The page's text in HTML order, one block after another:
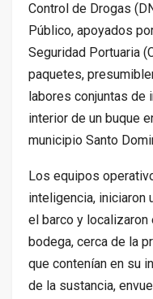
Control de Drogas
Público, apoyados
Seguridad Portuaria
paquetes,
labores conjuntas de
interior de un buque
municipio Santo
Los equipos
inteligencia, iniciaron
el barco y localizaron
bodega, cerca de la
que contenían en su
de la sustancia,